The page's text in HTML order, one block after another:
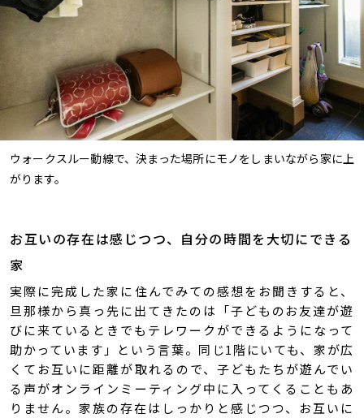
ウォークスルー動線で、決まった場所にモノをしまいながら家に上
がります。
お互いの存在は感じつつ、自分の時間を大切にできる
家
実際に完成した家に住んでみての感想をお聞きすると、
旦那様から真っ先に出てきたのは「子どものお友達が遊
びに来ているときでもテレワークができるようになって
助かっています」という言葉。同じ1階にいても、家が広
くてお互いに距離が取れるので、子どもたちが遊んでい
る声がオンラインミーティング中に入ってくることもあ
りません。家族の存在はしっかりと感じつつ、お互いに